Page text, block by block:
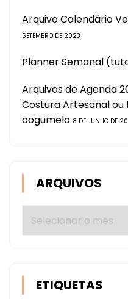
Arquivo Calendário
SETEMBRO DE 2023
Planner Semanal
Arquivos de Agenda
Costura Artesanal ou
cogumelo 8 DE JUNHO DE
ARQUIVOS
Arquivos
ETIQUETAS